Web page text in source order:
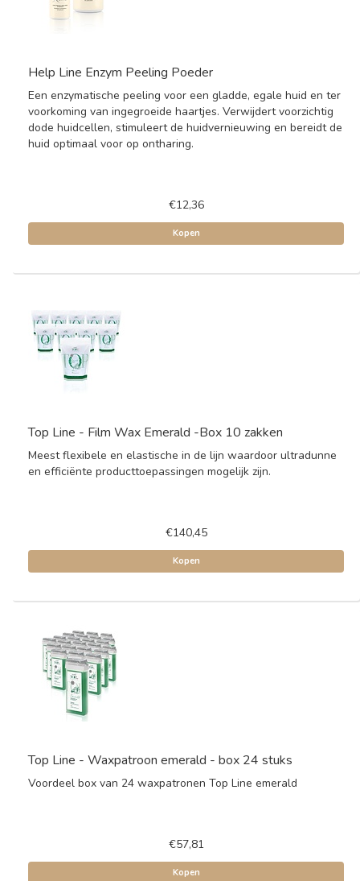
Help Line Enzym Peeling Poeder
Een enzymatische peeling voor een gladde, egale huid en ter
voorkoming van ingegroeide haartjes. Verwijdert voorzichtig
dode huidcellen, stimuleert de huidvernieuwing en bereidt de
huid optimaal voor op ontharing.
€12,36
Kopen
Top Line - Film Wax Emerald -Box 10 zakken
Meest flexibele en elastische in de lijn waardoor ultradunne
en efficiënte producttoepassingen mogelijk zijn.
€140,45
Kopen
Top Line - Waxpatroon emerald - box 24 stuks
Voordeel box van 24 waxpatronen Top Line emerald
€57,81
Kopen